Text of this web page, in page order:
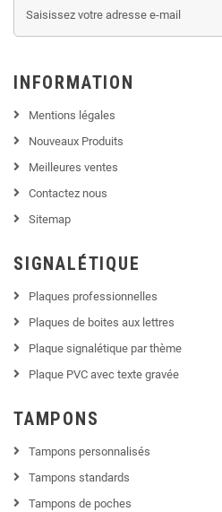
INFORMATION
Mentions légales
Nouveaux Produits
Meilleures ventes
Contactez nous
Sitemap
SIGNALÉTIQUE
Plaques professionnelles
Plaques de boites aux lettres
Plaque signalétique par thème
Plaque PVC avec texte gravée
TAMPONS
Tampons personnalisés
Tampons standards
Tampons de poches